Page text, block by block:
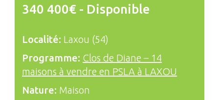
340 400€ - Disponible
Localité: Laxou (54)
Programme: Clos de Diane – 14
maisons à vendre en PSLA à LAXOU
Nature: Maison